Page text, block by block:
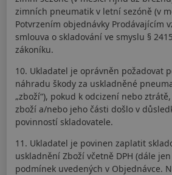
zimních pneumatik v letní sezóně (v
Potvrzením objednávky Prodávajícím
smlouva o skladování ve smyslu §
zákoníku.
10. Ukladatel je oprávněn požadovat
náhradu škody za uskladněné
„zboží“), pokud k odcizení nebo
zboží a/nebo jeho části došlo v
povinností skladovatele.
11. Ukladatel je povinen zaplatit
uskladnění Zboží včetně DPH (dále jen
podmínek uvedených v Objednávce.